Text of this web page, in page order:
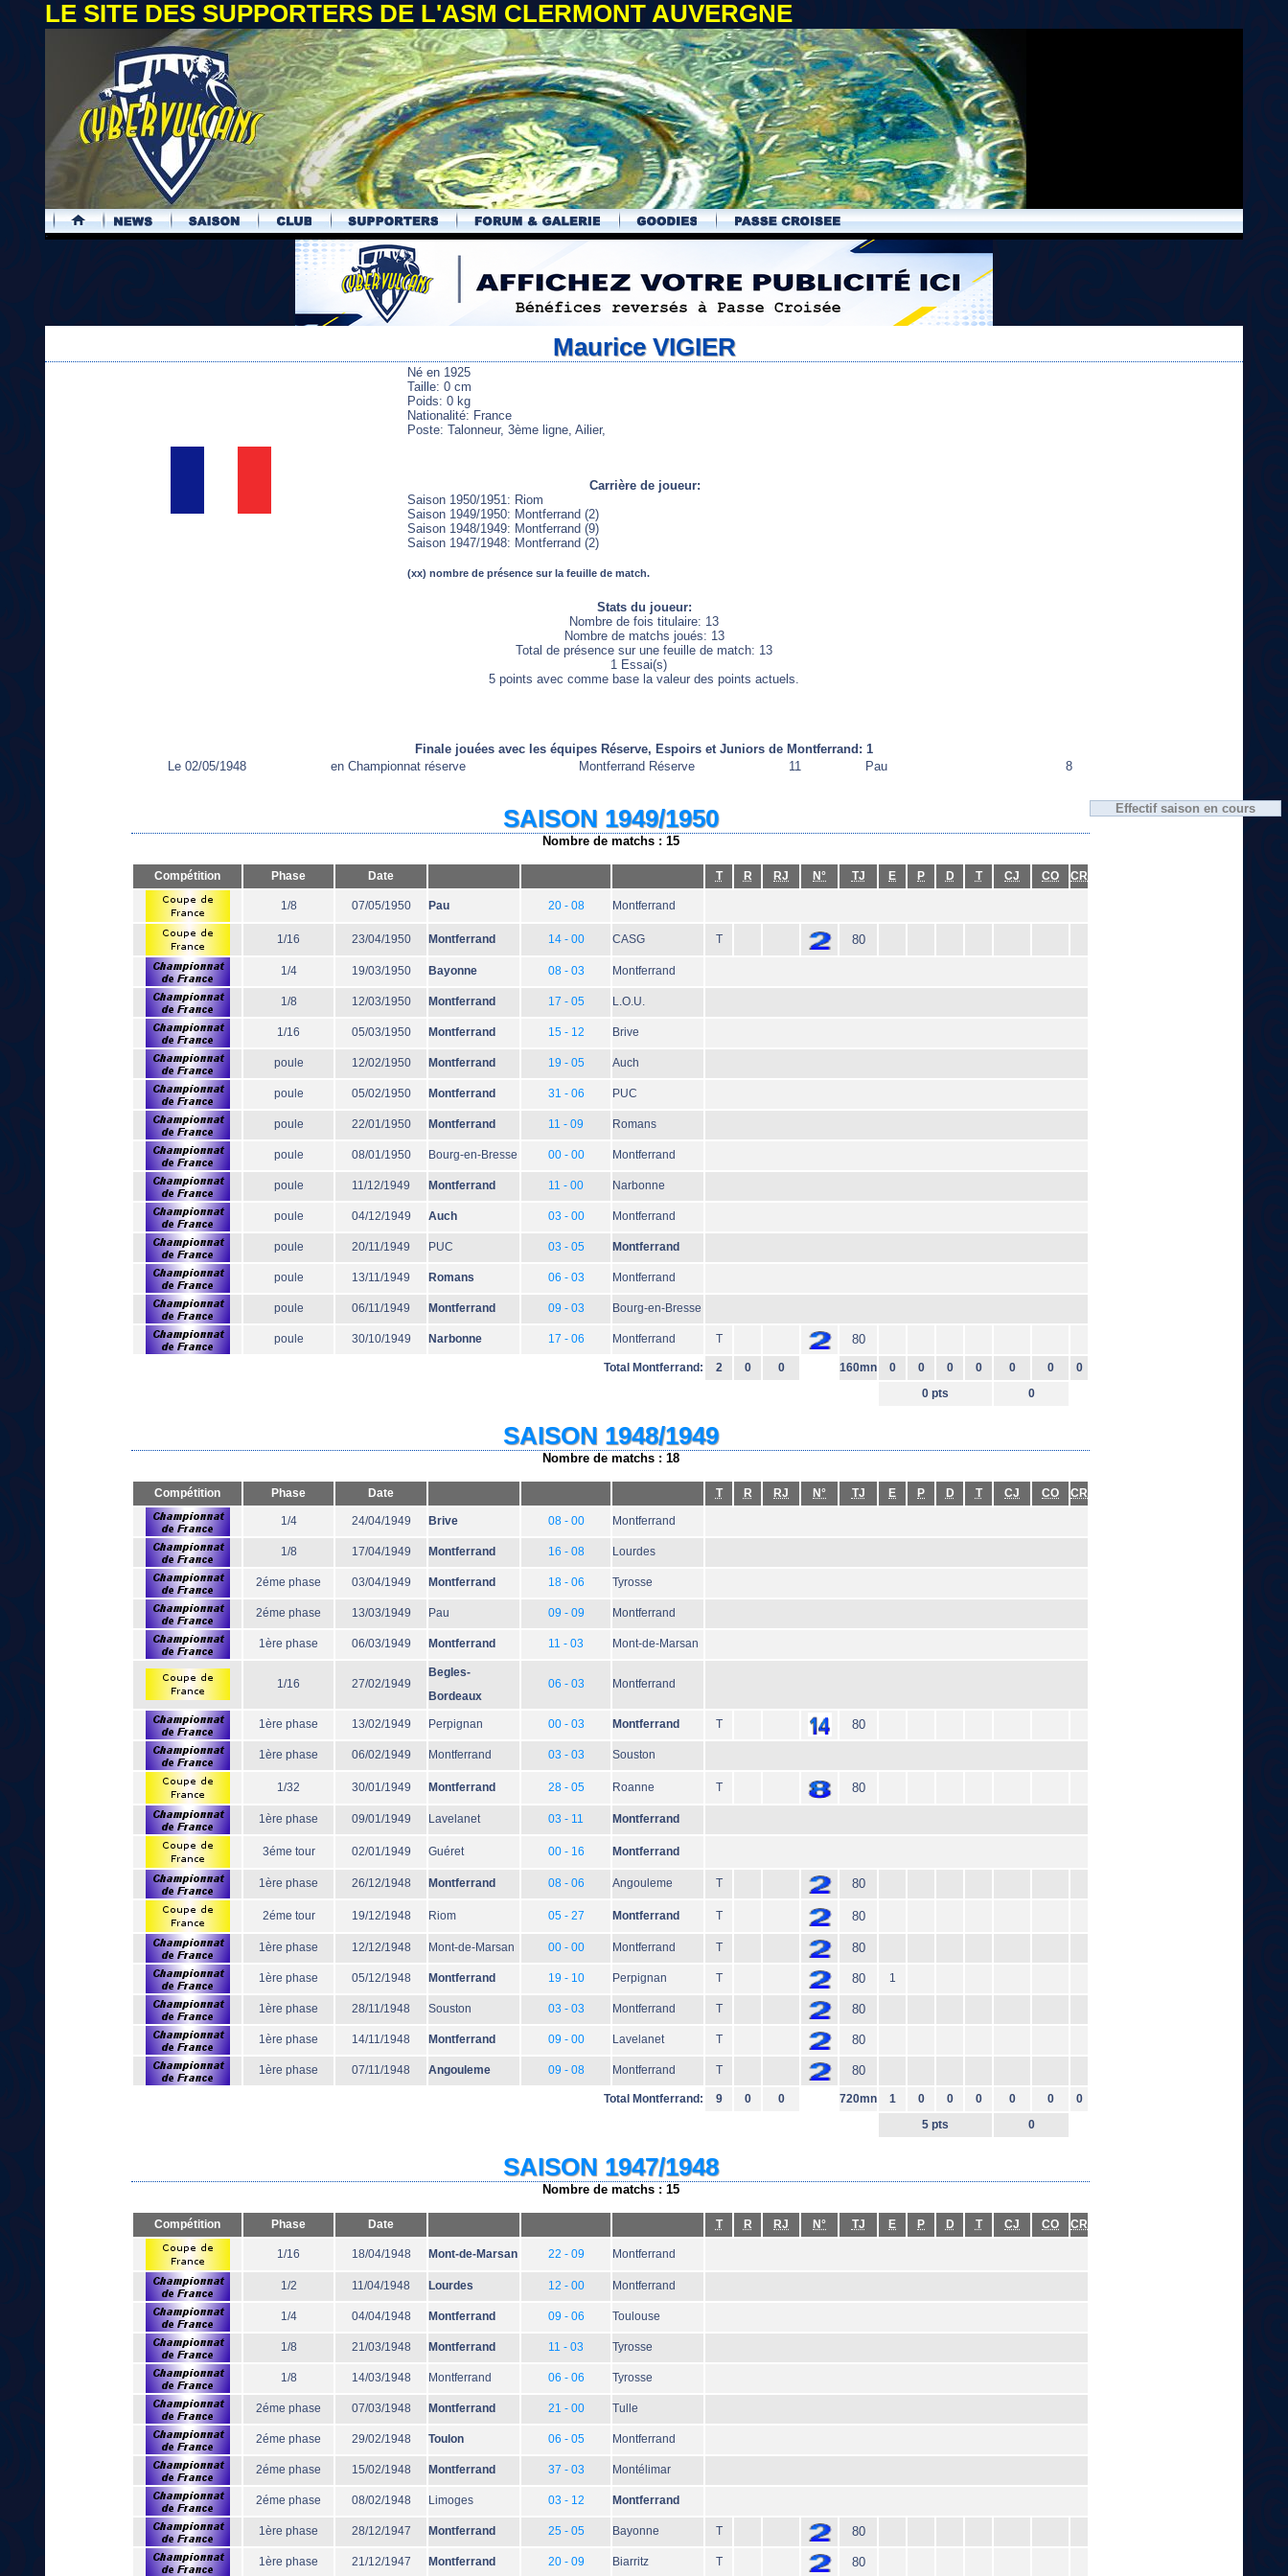
LE SITE DES SUPPORTERS DE L'ASM CLERMONT AUVERGNE
.
Maurice VIGIER
Né en 1925
Taille: 0 cm
Poids: 0 kg
Nationalité: France
Poste: Talonneur, 3ème ligne, Ailier,
Carrière de joueur:
Saison 1950/1951: Riom
Saison 1949/1950: Montferrand (2)
Saison 1948/1949: Montferrand (9)
Saison 1947/1948: Montferrand (2)
(xx) nombre de présence sur la feuille de match.
Stats du joueur:
Nombre de fois titulaire: 13
Nombre de matchs joués: 13
Total de présence sur une feuille de match: 13
1 Essai(s)
5 points avec comme base la valeur des points actuels.
Finale jouées avec les équipes Réserve, Espoirs et Juniors de Montferrand: 1
Le 02/05/1948
en Championnat réserve Montferrand Réserve 11 Pau 8
Effectif saison en cours
SAISON 1949/1950
Nombre de matchs : 15
Compétition Phase Date T R RJ N° TJ E P D T CJ CO CR
1/8 07/05/1950 Pau 20 - 08 Montferrand
1/16 23/04/1950 Montferrand 14 - 00 CASG T 80
1/4 19/03/1950 Bayonne 08 - 03 Montferrand
1/8 12/03/1950 Montferrand 17 - 05 L.O.U.
1/16 05/03/1950 Montferrand 15 - 12 Brive
poule 12/02/1950 Montferrand 19 - 05 Auch
poule 05/02/1950 Montferrand 31 - 06 PUC
poule 22/01/1950 Montferrand 11 - 09 Romans
poule 08/01/1950 Bourg-en-Bresse 00 - 00 Montferrand
poule 11/12/1949 Montferrand 11 - 00 Narbonne
poule 04/12/1949 Auch 03 - 00 Montferrand
poule 20/11/1949 PUC 03 - 05 Montferrand
poule 13/11/1949 Romans 06 - 03 Montferrand
poule 06/11/1949 Montferrand 09 - 03 Bourg-en-Bresse
poule 30/10/1949 Narbonne 17 - 06 Montferrand T 80
Total Montferrand: 2 0 0 160mn 0 0 0 0 0 0
0
0 pts
0
SAISON 1948/1949
Nombre de matchs : 18
Compétition Phase Date T R RJ N° TJ E P D T CJ CO CR
1/4 24/04/1949 Brive 08 - 00 Montferrand
1/8 17/04/1949 Montferrand 16 - 08 Lourdes
2éme phase 03/04/1949 Montferrand 18 - 06 Tyrosse
2éme phase 13/03/1949 Pau 09 - 09 Montferrand
1ère phase 06/03/1949 Montferrand 11 - 03 Mont-de-Marsan
1/16 27/02/1949
Begles-
Bordeaux
06 - 03 Montferrand
1ère phase 13/02/1949 Perpignan 00 - 03 Montferrand T 80
1ère phase 06/02/1949 Montferrand 03 - 03 Souston
1/32 30/01/1949 Montferrand 28 - 05 Roanne T 80
1ère phase 09/01/1949 Lavelanet 03 - 11 Montferrand
3éme tour 02/01/1949 Guéret 00 - 16 Montferrand
1ère phase 26/12/1948 Montferrand 08 - 06 Angouleme T 80
2éme tour 19/12/1948 Riom 05 - 27 Montferrand T 80
1ère phase 12/12/1948 Mont-de-Marsan 00 - 00 Montferrand T 80
1ère phase 05/12/1948 Montferrand 19 - 10 Perpignan T 80 1
1ère phase 28/11/1948 Souston 03 - 03 Montferrand T 80
1ère phase 14/11/1948 Montferrand 09 - 00 Lavelanet T 80
1ère phase 07/11/1948 Angouleme 09 - 08 Montferrand T 80
Total Montferrand: 9 0 0 720mn 1 0 0 0 0 0
0
5 pts
0
SAISON 1947/1948
Nombre de matchs : 15
Compétition Phase Date T R RJ N° TJ E P D T CJ CO CR
1/16 18/04/1948 Mont-de-Marsan 22 - 09 Montferrand
1/2 11/04/1948 Lourdes 12 - 00 Montferrand
1/4 04/04/1948 Montferrand 09 - 06 Toulouse
1/8 21/03/1948 Montferrand 11 - 03 Tyrosse
1/8 14/03/1948 Montferrand 06 - 06 Tyrosse
2éme phase 07/03/1948 Montferrand 21 - 00 Tulle
2éme phase 29/02/1948 Toulon 06 - 05 Montferrand
2éme phase 15/02/1948 Montferrand 37 - 03 Montélimar
2éme phase 08/02/1948 Limoges 03 - 12 Montferrand
1ère phase 28/12/1947 Montferrand 25 - 05 Bayonne T 80
1ère phase 21/12/1947 Montferrand 20 - 09 Biarritz T 80